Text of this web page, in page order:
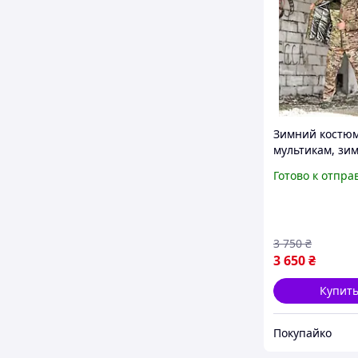
Зимний
мультикам,
зимний
Готово к
3 650₴
3 750 ₴
Купить
Покупайко